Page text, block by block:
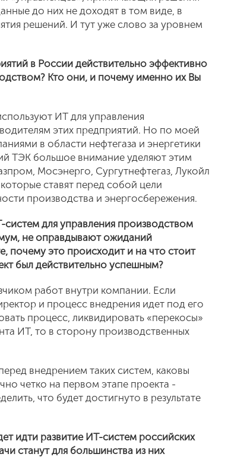
до них не доходят в том виде, в
решений. И тут уже слово за уровнем
в России действительно эффективно
Кто они, и почему именно их Вы
ИТ для управления
этих предприятий. Но по моей
в области нефтегаза и энергетики
ТЭК большое внимание уделяют этим
Мосэнерго, Сургутнефтегаз, Лукойл
ставят перед собой цели
производства и энергосбережения.
для управления производством
не оправдывают ожиданий
почему это происходит и на что стоит
был действительно успешным?
работ внутри компании. Если
и процесс внедрения идет под его
процесс, ликвидировать «перекосы»
ИТ, то в сторону производственных
внедрением таких систем, каковы
четко на первом этапе проекта -
что будет достигнуто в результате
идти развитие ИТ-систем российских
станут для большинства из них